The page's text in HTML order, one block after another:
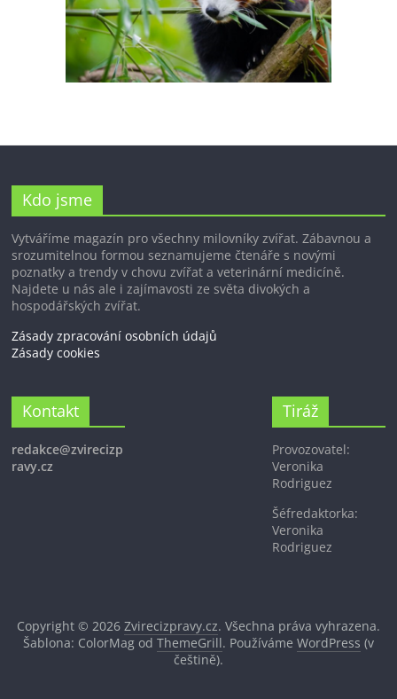
Kdo jsme
Vytváříme magazín pro všechny milovníky zvířat. Zábavnou a
srozumitelnou formou seznamujeme čtenáře s novými
poznatky a trendy v chovu zvířat a veterinární medicíně.
Najdete u nás ale i zajímavosti ze světa divokých a
hospodářských zvířat.
Zásady zpracování osobních údajů
Zásady cookies
Kontakt
redakce@zvirecizp
ravy.cz
Tiráž
Provozovatel:
Veronika
Rodriguez
Šéfredaktorka:
Veronika
Rodriguez
Copyright © 2026 Zvirecizpravy.cz. Všechna práva vyhrazena.
Šablona: ColorMag od ThemeGrill. Používáme WordPress (v
češtině).